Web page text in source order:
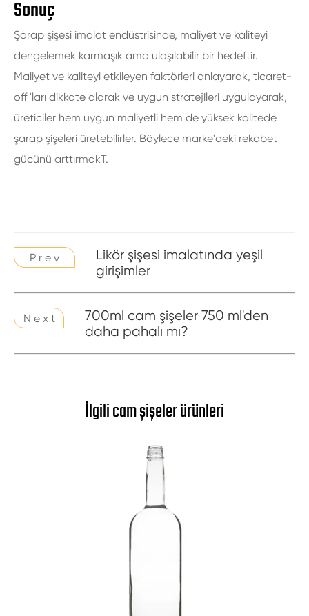
Sonuç
Şarap şişesi imalat endüstrisinde, maliyet ve kaliteyi
dengelemek karmaşık ama ulaşılabilir bir hedeftir.
Maliyet ve kaliteyi etkileyen faktörleri anlayarak, ticaret-
off 'ları dikkate alarak ve uygun stratejileri uygulayarak,
üreticiler hem uygun maliyetli hem de yüksek kalitede
şarap şişeleri üretebilirler. Böylece marke'deki rekabet
gücünü arttırmakT.
P r e v
Likör şişesi imalatında yeşil
girişimler
N e x t
700ml cam şişeler 750 ml'den
daha pahalı mı?
İlgili cam şişeler ürünleri